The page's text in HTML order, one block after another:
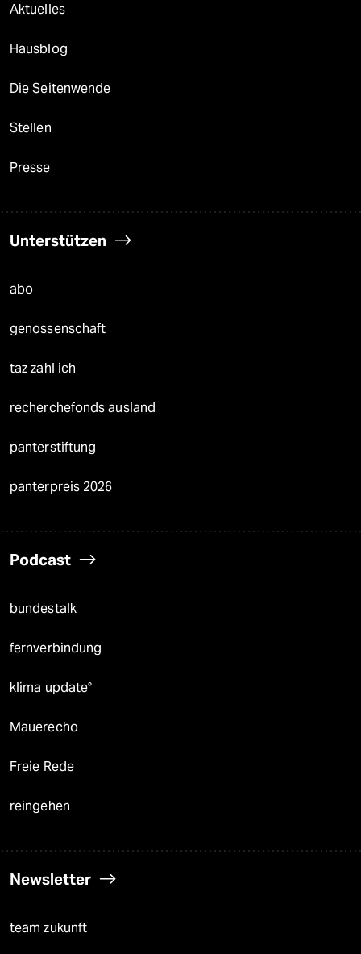
Aktuelles
Hausblog
Die Seitenwende
Stellen
Presse
Unterstützen
abo
genossenschaft
taz zahl ich
recherchefonds ausland
panterstiftung
panterpreis 2026
Podcast
bundestalk
fernverbindung
klima update°
Mauerecho
Freie Rede
reingehen
Newsletter
team zukunft